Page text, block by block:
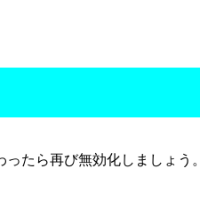
たら再び無効化しましょう。